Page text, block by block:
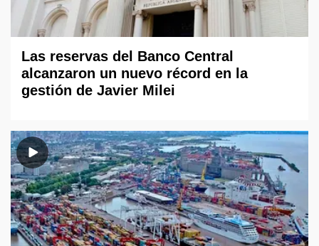
Las reservas del Banco Central
alcanzaron un nuevo récord en la
gestión de Javier Milei